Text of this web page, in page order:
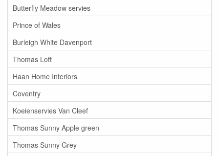
Butterfly Meadow servies
Prince of Wales
Burleigh White Davenport
Thomas Loft
Haan Home Interiors
Coventry
Koeienservies Van Cleef
Thomas Sunny Apple green
Thomas Sunny Grey